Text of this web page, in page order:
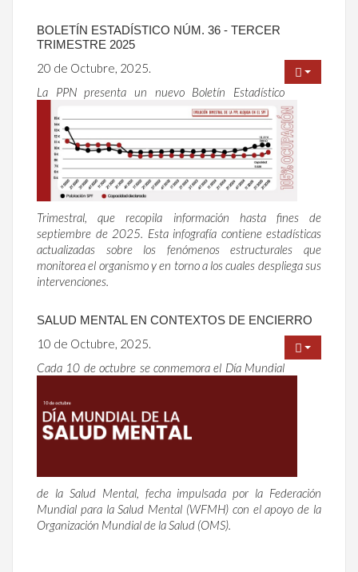
BOLETÍN ESTADÍSTICO NÚM. 36 - TERCER
TRIMESTRE 2025
20 de Octubre, 2025.
La PPN presenta un nuevo Boletín Estadístico
Trimestral, que recopila información hasta fines de
septiembre de 2025. Esta infografía contiene estadísticas
actualizadas sobre los fenómenos estructurales que
monitorea el organismo y en torno a los cuales despliega sus
intervenciones.
SALUD MENTAL EN CONTEXTOS DE ENCIERRO
10 de Octubre, 2025.
Cada 10 de octubre se conmemora el Día Mundial
de la Salud Mental, fecha impulsada por la Federación
Mundial para la Salud Mental (WFMH) con el apoyo de la
Organización Mundial de la Salud (OMS).